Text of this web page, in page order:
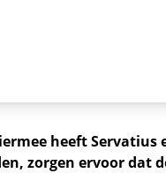
heeft
zorgen ervoor dat